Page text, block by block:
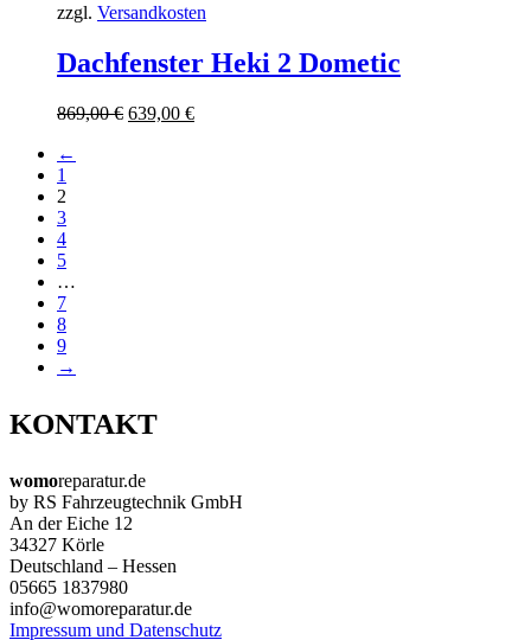
zzgl. Versandkosten
Dachfenster Heki 2 Dometic
869,00€ 639,00 €
←
1
2
3
4
5
…
7
8
9
→
KONTAKT
womoreparatur.de
by RS Fahrzeugtechnik GmbH
An der Eiche 12
34327 Körle
Deutschland – Hessen
05665 1837980
info@womoreparatur.de
Impressum und Datenschutz